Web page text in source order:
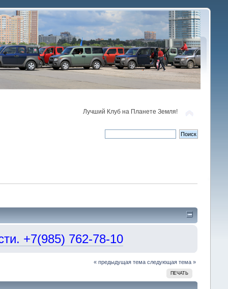
Лучший Клуб на Планете Земля!
+7(985) 762-78-10
« предыдущая тема следующая тема »
ПЕЧАТЬ